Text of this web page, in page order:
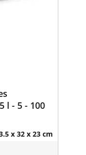
l - 5 - 100
x 32 x 23 cm